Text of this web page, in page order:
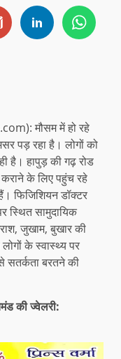
मौसम में हो रहे
पड़ रहा है। लोगों को
है। हापुड़ की गढ़ रोड
कराने के लिए पहुंच रहे
फिजिशियन डॉक्टर
स्थित सामुदायिक
जुखाम, बुखार की
के स्वास्थ्य पर
सतर्कता बरतने की
की ज्वेलरी: